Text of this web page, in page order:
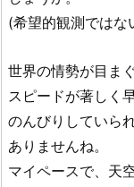
(希望的観測では
世界の情勢が目ま
スピードが著しく
のんびりしていら
ありませんね。
マイペースで、天